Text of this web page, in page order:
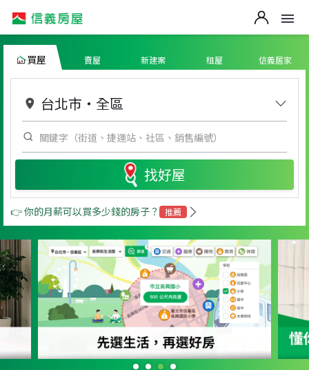
買屋 賣屋 新建案 租屋 信義居家
台北市 ・ 全區
找好屋
👉 你的月薪可以買多少錢的房子？ 推薦